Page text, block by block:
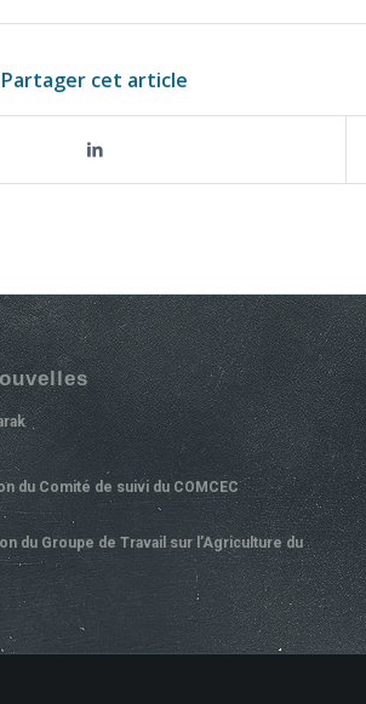
Partager cet article
du Comité de suivi du COMCEC
du Groupe de Travail sur l’Agriculture du